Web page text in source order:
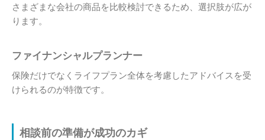
さまざまな会社の商品を比較検討できるため、選択肢が広が
ります。
ファイナンシャルプランナー
保険だけでなくライフプラン全体を考慮したアドバイスを受
けられるのが特徴です。
相談前の準備が成功のカギ